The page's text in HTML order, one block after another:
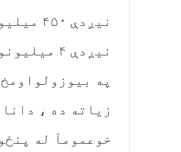
نیږدې ۴
په
زیاته ده ،
خوعموماْ له